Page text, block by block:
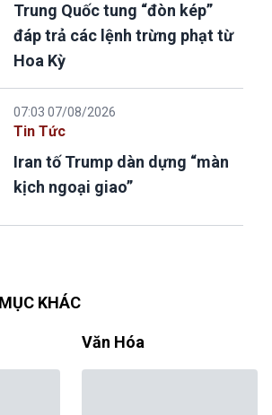
Trung Quốc tung “đòn kép”
đáp trả các lệnh trừng phạt từ
Hoa Kỳ
07:03 07/08/2026
Tin Tức
Iran tố Trump dàn dựng “màn
kịch ngoại giao”
KHÁC
Văn Hóa